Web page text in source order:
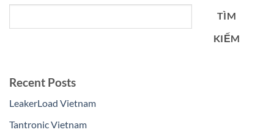
TÌM
KIẾM
Recent Posts
LeakerLoad Vietnam
Tantronic Vietnam